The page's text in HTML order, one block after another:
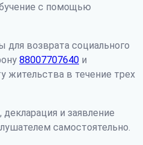
с помощью
для возврата социального
88007707640 и
жительства в течение трех
и заявление
самостоятельно.